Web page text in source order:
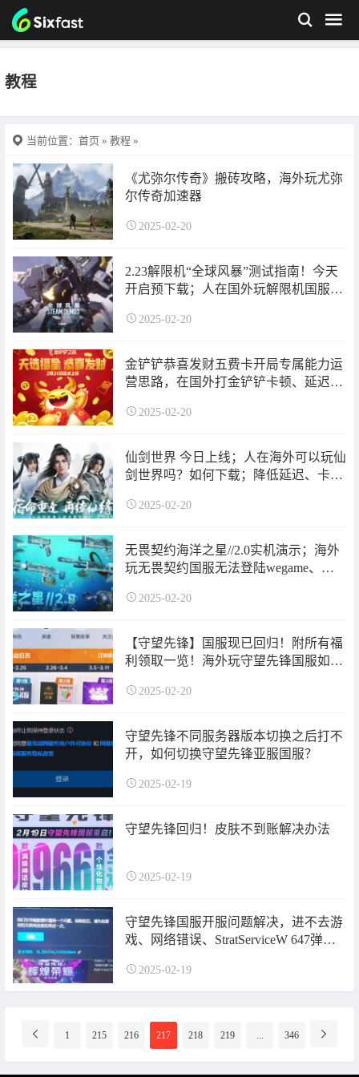
教程
当前位置： 首页 » 教程 »
《尤弥尔传奇》搬砖攻略，海外玩尤弥
尔传奇加速器
2025-02-20
2.23解限机“全球风暴”测试指南！今天
开启预下载；人在国外玩解限机国服如
2025-02-20
金铲铲恭喜发财五费卡开局专属能力运
营思路，在国外打金铲铲卡顿、延迟高
2025-02-20
仙剑世界 今日上线；人在海外可以玩仙
剑世界吗？如何下载；降低延迟、卡顿
2025-02-20
无畏契约海洋之星//2.0实机演示；海外
玩无畏契约国服无法登陆wegame、延
2025-02-20
【守望先锋】国服现已回归！附所有福
利领取一览！海外玩守望先锋国服如何
2025-02-20
守望先锋不同服务器版本切换之后打不
开，如何切换守望先锋亚服国服？
2025-02-19
守望先锋回归！皮肤不到账解决办法
2025-02-19
守望先锋国服开服问题解决，进不去游
戏、网络错误、StratServiceW 647弹
2025-02-19
导
1 215 216 217 218 219 ... 346